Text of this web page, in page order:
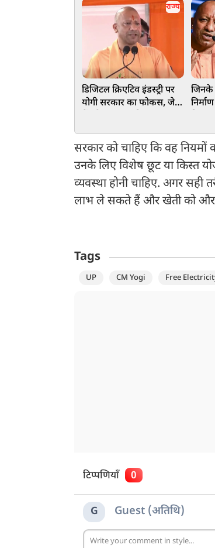
राज्य
डिजिटल क्रिएटिव इंडस्ट्री पर
योगी सरकार का फोकस, जेवर
जिनके
सरकार को चाहिए कि वह नियमों
उनके लिए विशेष छूट या किस्त
व्यवस्था होनी चाहिए. अगर
लाभ ले सकते हैं और खेती को और
Tags
UP CM Yogi Free
टिप्पणियाँ 0
G Guest (अतिथि)